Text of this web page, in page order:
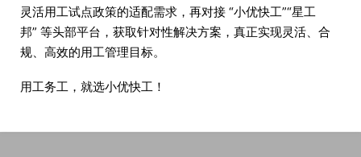
灵活用工试点政策的适配需求，再对接 “小优快工”“星工
邦” 等头部平台，获取针对性解决方案，真正实现灵活、合
规、高效的用工管理目标。
用工务工，就选小优快工！